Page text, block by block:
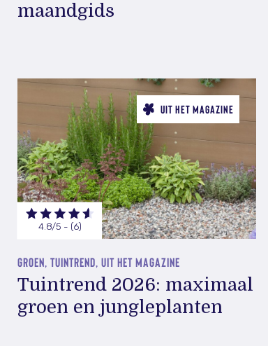
maandgids
UIT HET MAGAZINE
4.8/5 - (6)
GROEN, TUINTREND, UIT HET MAGAZINE
Tuintrend 2026: maximaal
groen en jungleplanten